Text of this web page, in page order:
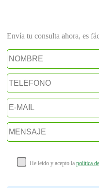
Envía tu consulta ahora, es
He leído y acepto la política